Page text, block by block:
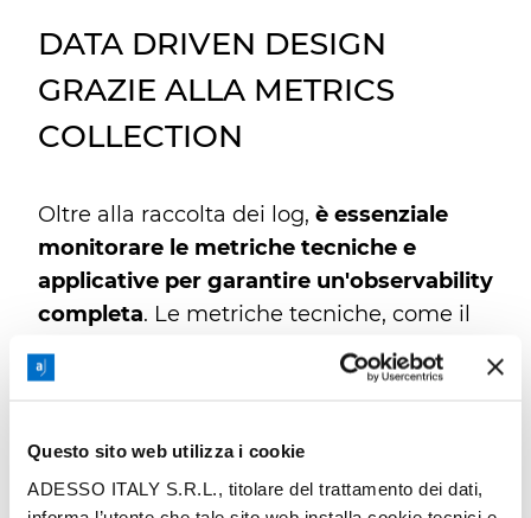
Questo sito web utilizza i cookie
ADESSO ITALY S.R.L., titolare del trattamento dei dati,
DATA DRIVEN DESIGN
GRAZIE ALLA METRICS
COLLECTION
Oltre alla raccolta dei log, è essenziale
monitorare le metriche tecniche e
applicative per garantire un'observability
completa. Le metriche tecniche, come il
consumo di memoria e la disponibilità del
disco, forniscono indicazioni preziose sullo
ottenere una visione completa delle
prestazioni dell'applicazione, è necessario